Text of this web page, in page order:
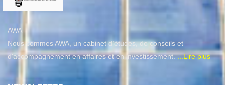
AWA
Nous sommes AWA, un cabinet d’études, de conseils et
d'accompagnement en affaires et en investissement....Lire plus